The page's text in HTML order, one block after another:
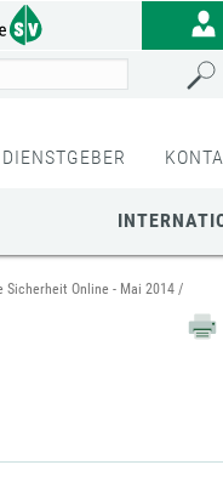
DIENSTGEBER
Sicherheit Online - Mai 2014